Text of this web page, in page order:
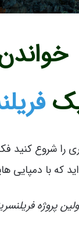
را شروع کنید
که با دمپایی
پروژه